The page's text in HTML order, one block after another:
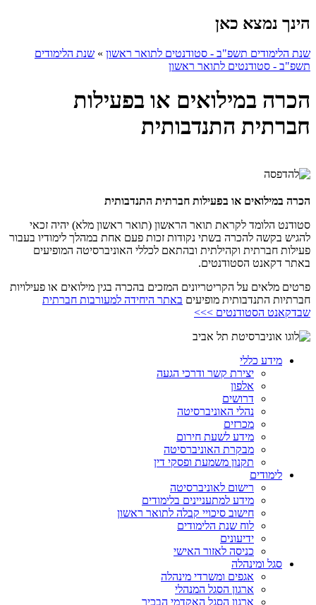
הינך נמצא כאן
שנת הלימודים תשפ"ב - סטודנטים לתואר ראשון » שנת הלימודים
תשפ"ב - סטודנטים לתואר ראשון
הכרה במילואים או בפעילות
חברתית התנדבותית
הכרה במילואים או בפעילות חברתית התנדבותית
סטודנט הלומד לקראת תואר הראשון (תואר ראשון מלא) יהיה זכאי
להגיש בקשה להכרה בשתי נקודות זכות פעם אחת במהלך לימודיו בעבור
פעילות חברתית וקהילתית ובהתאם לכללי האוניברסיטה המופיעים
באתר דקאנט הסטודנטים.
פרטים מלאים על הקריטריונים המזכים בהכרה בגין מילואים או פעילויות
חברתיות התנדבותית מופיעים באתר היחידה למעורבות חברתית
שבדקאנט הסטודנטים >>>
מידע כללי
יצירת קשר ודרכי הגעה
אלפון
דרושים
נהלי האוניברסיטה
מכרזים
מידע לשעת חירום
מבקרת האוניברסיטה
תקנון משמעת ופסקי דין
לימודים
רישום לאוניברסיטה
מידע למתעניינים בלימודים
חישוב סיכויי קבלה לתואר ראשון
לוח שנת הלימודים
ידיעונים
כניסה לאזור האישי
סגל ומינהלה
אגפים ומשרדי מינהלה
ארגון הסגל המנהלי
ארגון הסגל האקדמי הבכיר